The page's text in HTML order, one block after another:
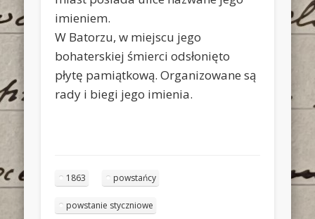
imieniem.
W Batorzu, w miejscu jego
bohaterskiej śmierci odsłonięto
płytę pamiątkową. Organizowane są
rady i biegi jego imienia.
1863 powstańcy
powstanie styczniowe